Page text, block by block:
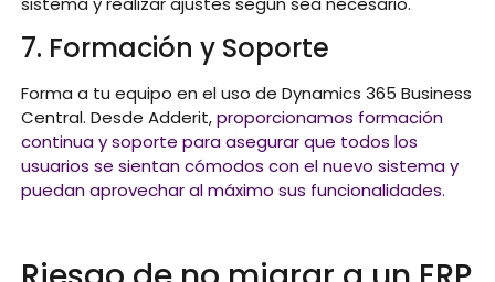
7. Formación y Soporte
Forma a tu equipo en el uso de Dynamics 365 Business
Central. Desde Adderit,proporcionamos formación
continua y soporte para asegurar que todos los
usuarios se sientan cómodos con el nuevo sistema y
puedan aprovechar al máximo sus funcionalidades.